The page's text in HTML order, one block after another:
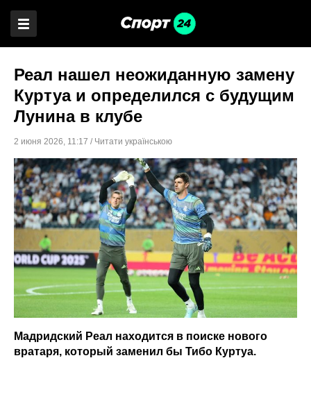
Реал нашел неожиданную замену
Куртуа и определился с будущим
Лунина в клубе
2 июня 2026, 11:17 / Читати українською
Мадридский Реал находится в поиске нового
вратаря, который заменил бы Тибо Куртуа.